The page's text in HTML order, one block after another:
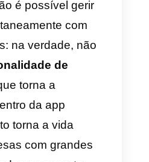
o teu chat link
nas tuas redes
e-mail;
o teu QR Code